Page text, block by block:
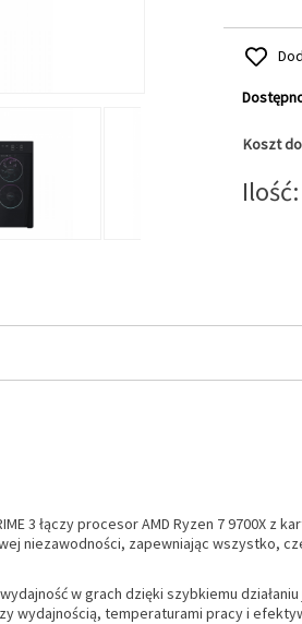
Koszt
Ilość
3 łączy procesor AMD Ryzen 7 9700X z
niezawodności, zapewniając wszystko,
w grach dzięki szybkiemu
wydajnością, temperaturami pracy i